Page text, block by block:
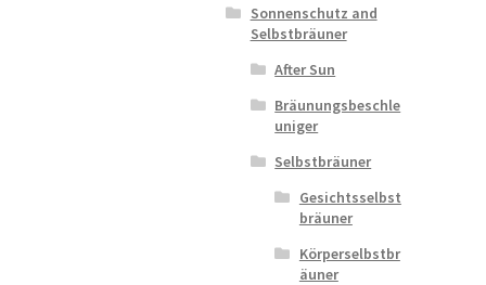
Sonnenschutz and
Selbstbräuner
After Sun
Bräunungsbeschle
uniger
Selbstbräuner
Gesichtsselbst
bräuner
Körperselbstbr
äuner